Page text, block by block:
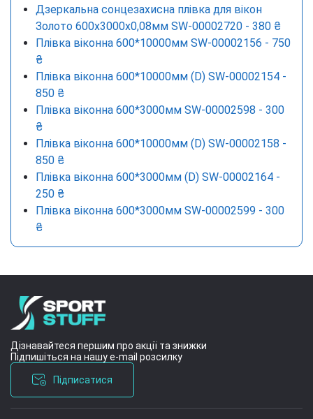
Дзеркальна сонцезахисна плівка для вікон
Золото 600х3000х0,08мм SW-00002720 - 380 ₴
Плівка віконна 600*10000мм SW-00002156 - 750
₴
Плівка віконна 600*10000мм (D) SW-00002154 -
850 ₴
Плівка віконна 600*3000мм SW-00002598 - 300
₴
Плівка віконна 600*10000мм (D) SW-00002158 -
850 ₴
Плівка віконна 600*3000мм (D) SW-00002164 -
250 ₴
Плівка віконна 600*3000мм SW-00002599 - 300
₴
Дізнавайтеся першим про акції та знижки
Підпишіться на нашу e-mail розсилку
Підписатися